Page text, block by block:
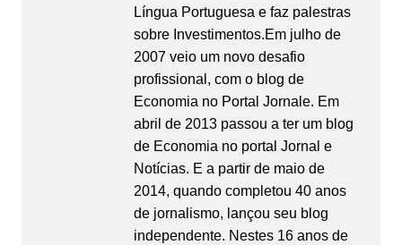
Língua Portuguesa e faz palestras
sobre Investimentos.Em julho de
2007 veio um novo desafio
profissional, com o blog de
Economia no Portal Jornale. Em
abril de 2013 passou a ter um blog
de Economia no portal Jornal e
Notícias. E a partir de maio de
2014, quando completou 40 anos
de jornalismo, lançou seu blog
independente. Nestes 16 anos de